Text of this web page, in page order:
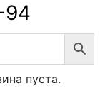
пуста.